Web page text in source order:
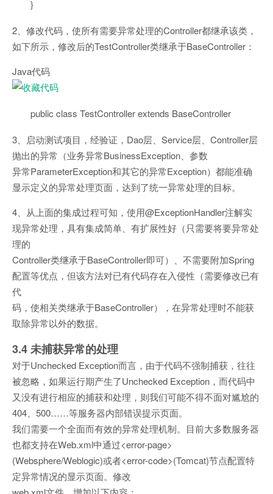
}
2、修改代码，使所有需要异常处理的Controller都继承该类，
如下所示，修改后的TestController类继承于BaseController：
Java代码
public class TestControllerextends BaseController
3、启动测试项目，经验证，Dao层、Service层、Controller层
抛出的异常（业务异常BusinessException、参数
异常ParameterException和其它的异常Exception）都能准确
显示定义的异常处理页面，达到了统一异常处理的目标。
4、从上面的集成过程可知，使用@ExceptionHandler注解实
现异常处理，具有集成简单、有扩展性好（只需要将要异常处
理的
Controller类继承于BaseController即可）、不需要附加Spring
配置等优点，但该方法对已有代码存在入侵性（需要修改已有
代
码，使相关类继承于BaseController），在异常处理时不能获
取除异常以外的数据。
3.4 未捕获异常的处理
对于Unchecked Exception而言，由于代码不强制捕获，往往
被忽略，如果运行期产生了Unchecked Exception，而代码中
又没有进行相应的捕获和处理，则我们可能不得不面对尴尬的
404、500……等服务器内部错误提示页面。
我们需要一个全面而有效的异常处理机制。目前大多数服务器
也都支持在Web.xml中通过<error-page>
(Websphere/Weblogic)或者<error-code>(Tomcat)节点配置特
定异常情况的显示页面。修改